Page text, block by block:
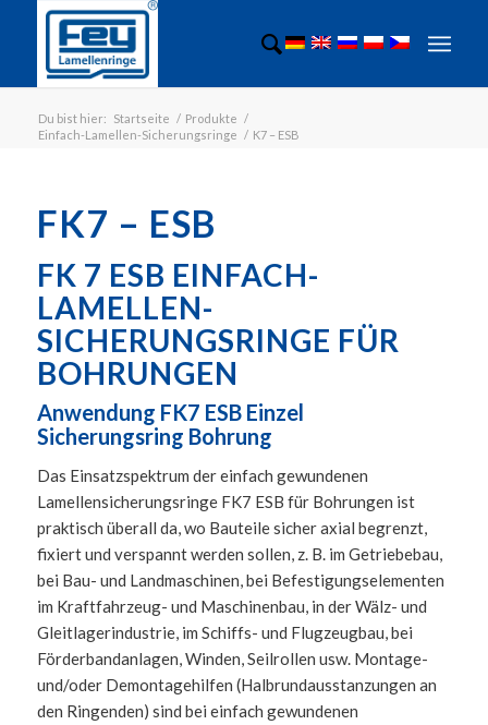
Du bist hier: Startseite / Produkte /
Einfach-Lamellen-Sicherungsringe / K7 – ESB
FK7 – ESB
FK 7 ESB EINFACH-
LAMELLEN-
SICHERUNGSRINGE FÜR
BOHRUNGEN
Anwendung FK7 ESB Einzel
Sicherungsring Bohrung
Das Einsatzspektrum der einfach gewundenen
Lamellensicherungsringe FK7 ESB für Bohrungen ist
praktisch überall da, wo Bauteile sicher axial begrenzt,
fixiert und verspannt werden sollen, z. B. im Getriebebau,
bei Bau- und Landmaschinen, bei Befestigungselementen
im Kraftfahrzeug- und Maschinenbau, in der Wälz- und
Gleitlagerindustrie, im Schiffs- und Flugzeugbau, bei
Förderbandanlagen, Winden, Seilrollen usw. Montage-
und/oder Demontagehilfen (Halbrundausstanzungen an
den Ringenden) sind bei einfach gewundenen